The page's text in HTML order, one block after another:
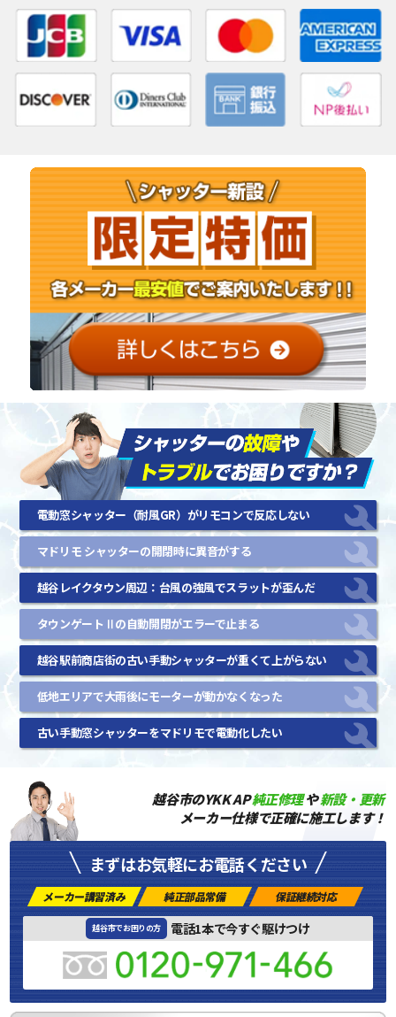
電動窓シャッター（耐風GR）がリモコンで反応しない
マドリモ シャッターの開閉時に異音がする
越谷レイクタウン周辺：台風の強風でスラットが歪んだ
タウンゲートⅡの自動開閉がエラーで止まる
越谷駅前商店街の古い手動シャッターが重くて上がらない
低地エリアで大雨後にモーターが動かなくなった
古い手動窓シャッターをマドリモで電動化したい
越谷市のYKK AP純正修理や新設・更新
メーカー仕様で正確に施工します！
まずはお気軽にお電話ください
メーカー講習済み 純正部品常備 保証継続対応
越谷市でお困りの方 電話1本で今すぐ駆けつけ